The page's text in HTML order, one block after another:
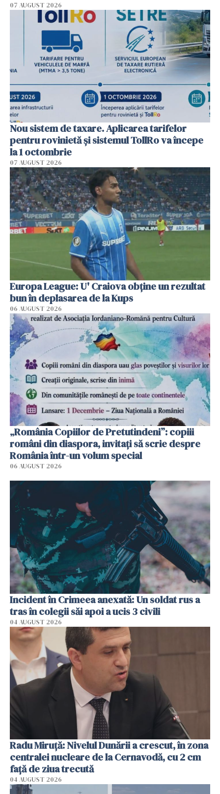
07 AUGUST 2026
Nou sistem de taxare. Aplicarea tarifelor
pentru rovinietă şi sistemul TollRo va începe
la 1 octombrie
07 AUGUST 2026
Europa League: U' Craiova obține un rezultat
bun în deplasarea de la Kups
06 AUGUST 2026
„România Copiilor de Pretutindeni”: copiii
români din diaspora, invitați să scrie despre
România într-un volum special
06 AUGUST 2026
Incident în Crimeea anexată: Un soldat rus a
tras în colegii săi apoi a ucis 3 civili
04 AUGUST 2026
Radu Miruţă: Nivelul Dunării a crescut, în zona
centralei nucleare de la Cernavodă, cu 2 cm
faţă de ziua trecută
04 AUGUST 2026